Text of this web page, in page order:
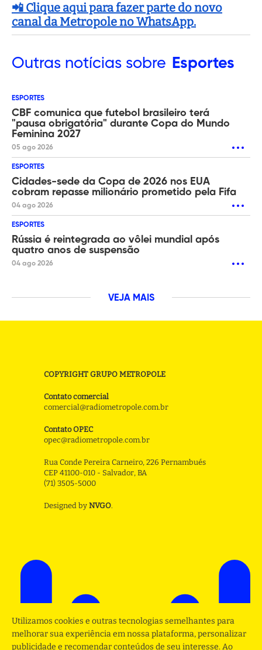
📲 Clique aqui para fazer parte do novo
canal da Metropole no WhatsApp.
Outras notícias sobre Esportes
ESPORTES
CBF comunica que futebol brasileiro terá
"pausa obrigatória" durante Copa do Mundo
Feminina 2027
05 ago 2026
ESPORTES
Cidades-sede da Copa de 2026 nos EUA
cobram repasse milionário prometido pela Fifa
04 ago 2026
ESPORTES
Rússia é reintegrada ao vôlei mundial após
quatro anos de suspensão
04 ago 2026
VEJA MAIS
COPYRIGHT GRUPO METROPOLE
Contato comercial
comercial@radiometropole.com.br
Contato OPEC
opec@radiometropole.com.br
Rua Conde Pereira Carneiro, 226 Pernambués
CEP 41100-010 - Salvador, BA
(71) 3505-5000
Designed by NVGO.
Utilizamos cookies e outras tecnologias semelhantes para
melhorar sua experiência em nossa plataforma, personalizar
publicidade e recomendar conteúdos de seu interesse. Ao